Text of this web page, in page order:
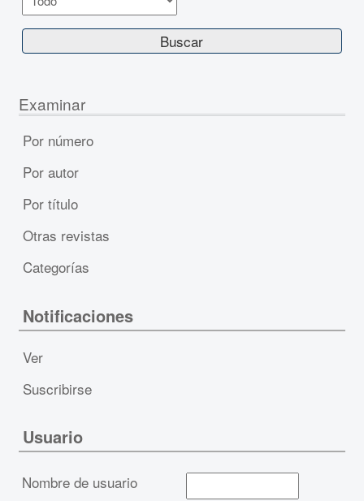
Examinar
Por número
Por autor
Por título
Otras revistas
Categorías
Notificaciones
Ver
Suscribirse
Usuario
Nombre de usuario